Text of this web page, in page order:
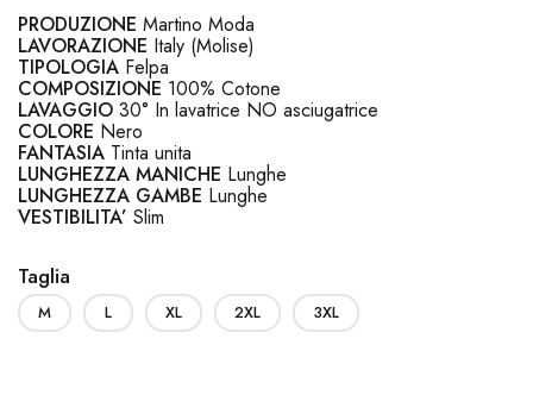
PRODUZIONE Martino Moda
LAVORAZIONE Italy (Molise)
TIPOLOGIA Felpa
COMPOSIZIONE 100% Cotone
LAVAGGIO 30° In lavatrice NO asciugatrice
COLORE Nero
FANTASIA Tinta unita
LUNGHEZZA MANICHE Lunghe
LUNGHEZZA GAMBE Lunghe
VESTIBILITA’ Slim
Taglia
M L XL 2XL 3XL